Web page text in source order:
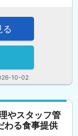
10-02
る
やスタッフ管
わる食事提供